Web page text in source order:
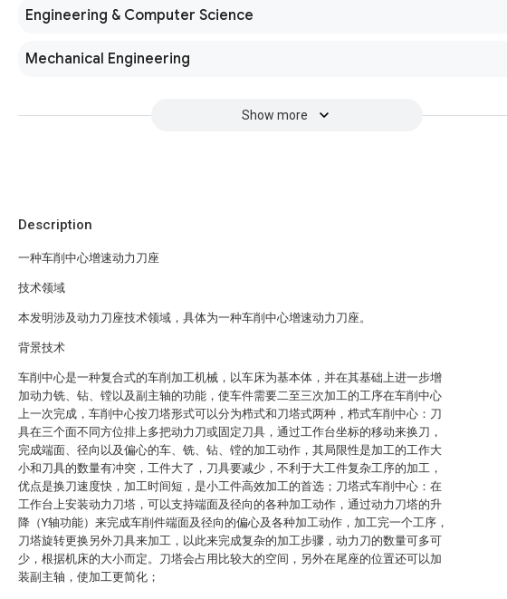
Engineering & Computer Science
Mechanical Engineering
Show more
Description
一种车削中心增速动力刀座
技术领域
本发明涉及动力刀座技术领域，具体为一种车削中心增速动力刀座。
背景技术
车削中心是一种复合式的车削加工机械，以车床为基本体，并在其基础上进一步增
加动力铣、钻、镗以及副主轴的功能，使车件需要二至三次加工的工序在车削中心
上一次完成，车削中心按刀塔形式可以分为栉式和刀塔式两种，栉式车削中心：刀
具在三个面不同方位排上多把动力刀或固定刀具，通过工作台坐标的移动来换刀，
完成端面、径向以及偏心的车、铣、钻、镗的加工动作，其局限性是加工的工作大
小和刀具的数量有冲突，工件大了，刀具要减少，不利于大工件复杂工序的加工，
优点是换刀速度快，加工时间短，是小工件高效加工的首选；刀塔式车削中心：在
工作台上安装动力刀塔，可以支持端面及径向的各种加工动作，通过动力刀塔的升
降（Y轴功能）来完成车削件端面及径向的偏心及各种加工动作，加工完一个工序，
刀塔旋转更换另外刀具来加工，以此来完成复杂的加工步骤，动力刀的数量可多可
少，根据机床的大小而定。刀塔会占用比较大的空间，另外在尾座的位置还可以加
装副主轴，使加工更简化；